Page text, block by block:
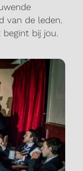
van de leden.
bij jou.